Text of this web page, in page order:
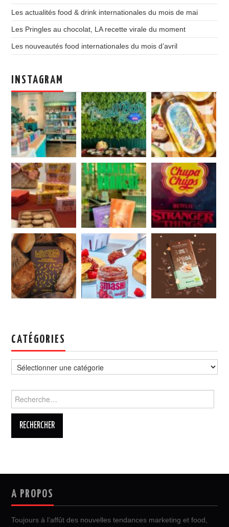
Les actualités food & drink internationales du mois de mai
Les Pringles au chocolat, LA recette virale du moment
Les nouveautés food internationales du mois d’avril
INSTAGRAM
CATÉGORIES
A PROPOS
Toujours à l’affût des nouvelles tendances marketing et food,